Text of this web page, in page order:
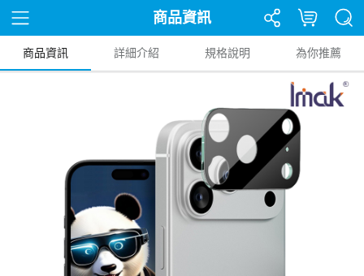
商品資訊
商品資訊 詳細介紹 規格說明 為你推薦